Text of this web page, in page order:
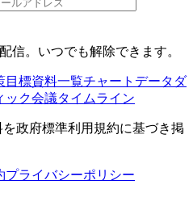
信。いつでも解除できます。
目標資料一覧チャートデータ ダ
ック会議タイムライン
政府標準利用規約に基づき掲
プライバシーポリシー